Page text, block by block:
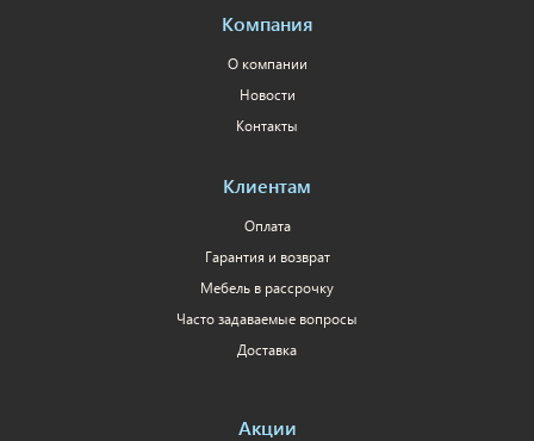
Компания
О компании
Новости
Контакты
Клиентам
Оплата
Гарантия и возврат
Мебель в рассрочку
Часто задаваемые вопросы
Доставка
Акции